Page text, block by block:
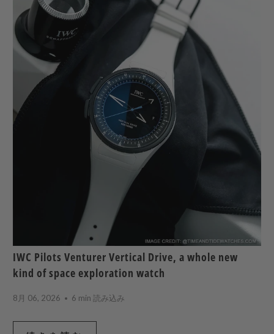
IWC Pilots Venturer Vertical Drive, a whole new
kind of space exploration watch
8月 06, 2026 6 min 読み込み